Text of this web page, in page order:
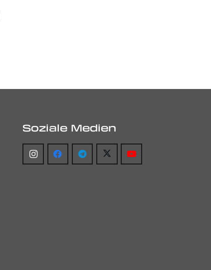
Soziale Medien